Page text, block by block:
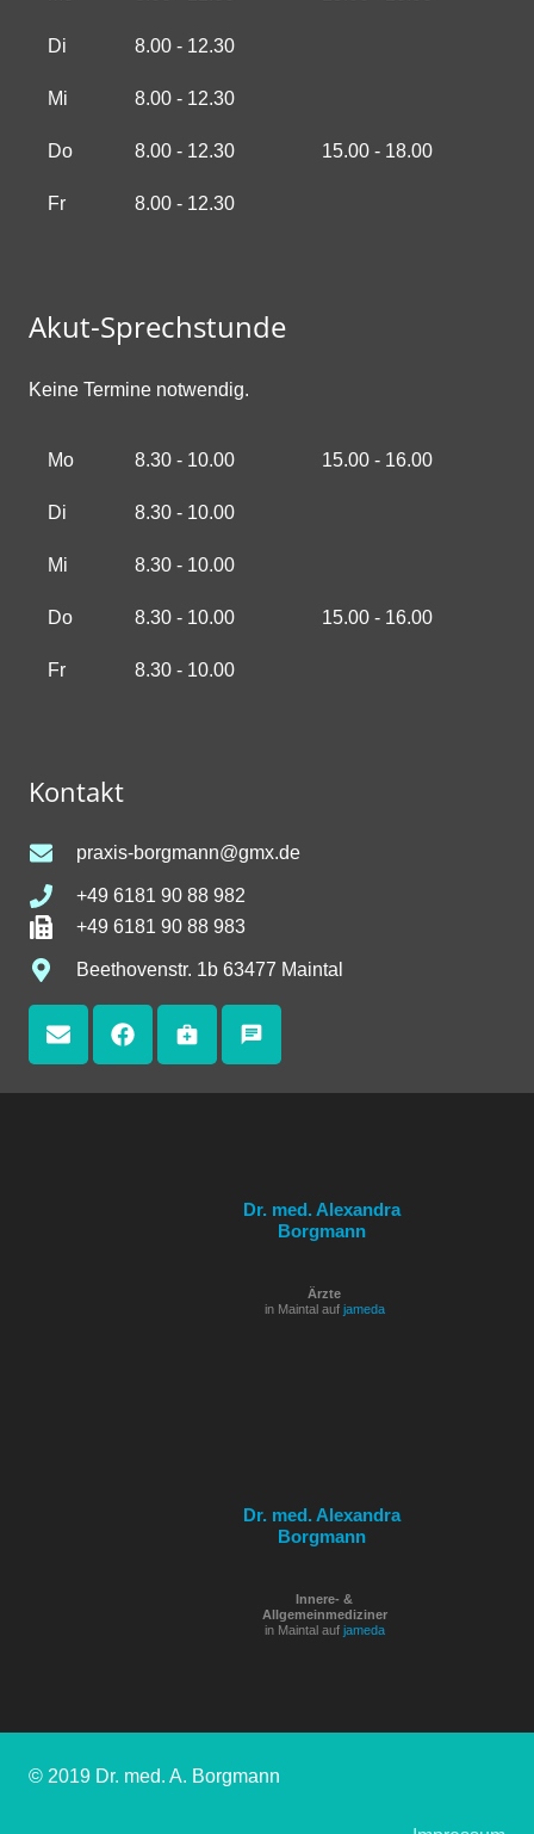
Di 8.00 - 12.30
Mi 8.00 - 12.30
Do 8.00 - 12.30 15.00 - 18.00
Fr 8.00 - 12.30
Akut-Sprechstunde
Keine Termine notwendig.
Mo 8.30 - 10.00 15.00 - 16.00
Di 8.30 - 10.00
Mi 8.30 - 10.00
Do 8.30 - 10.00 15.00 - 16.00
Fr 8.30 - 10.00
Kontakt
praxis-borgmann@gmx.de
+49 6181 90 88 982
+49 6181 90 88 983
Beethovenstr. 1b 63477 Maintal
medical_services chat
Dr. med. Alexandra
Borgmann
Ärzte
in Maintal auf jameda
Dr. med. Alexandra
Borgmann
Innere- &
Allgemeinmediziner
in Maintal auf jameda
© 2019 Dr. med. A. Borgmann